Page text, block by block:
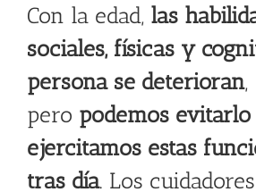
Con la edad, las
sociales, físicas y
persona se deterioran,
pero podemos evitarlo
ejercitamos estas
tras día. Los cuidadores